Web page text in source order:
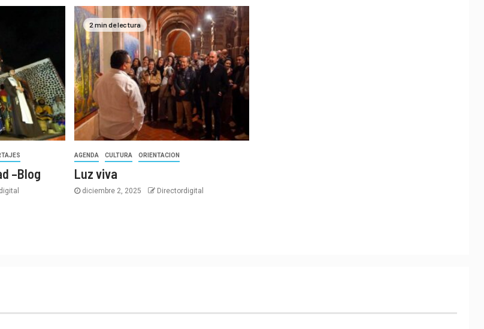
–Blog
2 min de lectura
AGENDA CULTURA ORIENTACION
Luz viva
diciembre 2, 2025 Directordigital